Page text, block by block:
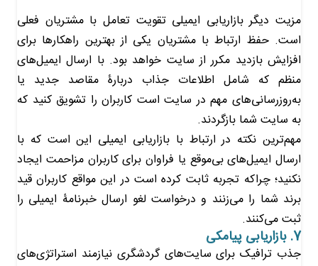
مزیت دیگر بازاریابی ایمیلی تقویت تعامل با مشتریان فعلی
است. حفظ ارتباط با مشتریان یکی از بهترین راهکارها برای
افزایش بازدید مکرر از سایت خواهد بود. با ارسال ایمیل‌های
منظم که شامل اطلاعات جذاب دربارۀ مقاصد جدید یا
به‌روز‌رسانی‌های مهم در سایت است کاربران را تشویق کنید که
به سایت شما بازگردند.
مهم‌ترین نکته در ارتباط با بازاریابی ایمیلی این است که با
ارسال ایمیل‌های بی‌موقع یا فراوان برای کاربران مزاحمت ایجاد
نکنید؛ چراکه تجربه ثابت کرده است در این مواقع کاربران قید
برند شما را می‌زنند و درخواست لغو ارسال خبرنامۀ ایمیلی را
ثبت می‌کنند.
7. بازاریابی پیامکی
جذب ترافیک برای سایت‌های گردشگری نیازمند استراتژی‌های